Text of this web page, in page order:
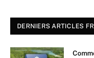
DERNIERS ARTICLES